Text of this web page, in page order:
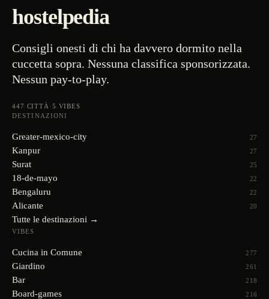
hostelpedia
Consigli onesti di chi ha davvero dormito nella
cuccetta sopra. Nessuna classifica sponsorizzata.
Nessun pay-to-play.
447 CITTÀ ·5 VIBES
DESTINAZIONI
Greater-mexico-city 27
Kanpur 27
Surat 25
18-de-mayo 22
Bengaluru 22
Alicante 20
Tutte le destinazioni →
VIBES
Cucina in Comune 277
Giardino 261
Bar 218
Board-games 216